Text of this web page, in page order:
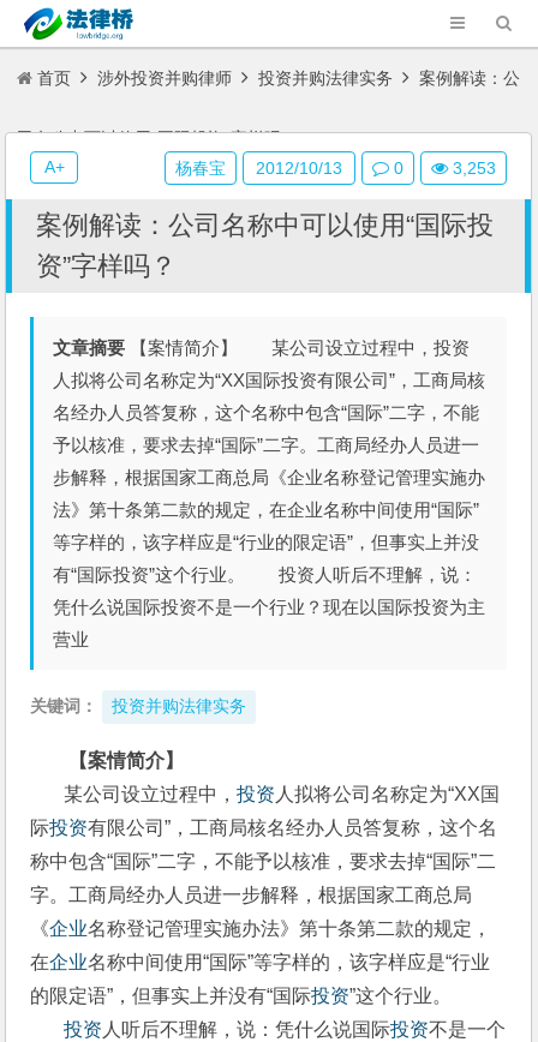
首页 涉外投资并购律师 投资并购法律实务 案例解读：公
司名称中可以使用“国际投资”字样吗？
案例解读：公司名称中可以使用“国际投
资”字样吗？
文章摘要 【案情简介】 某公司设立过程中，投资
人拟将公司名称定为“XX国际投资有限公司”，工商局核
名经办人员答复称，这个名称中包含“国际”二字，不能
予以核准，要求去掉“国际”二字。工商局经办人员进一
步解释，根据国家工商总局《企业名称登记管理实施办
法》第十条第二款的规定，在企业名称中间使用“国际”
等字样的，该字样应是“行业的限定语”，但事实上并没
有“国际投资”这个行业。 投资人听后不理解，说：
凭什么说国际投资不是一个行业？现在以国际投资为主
营业
关键词： 投资并购法律实务
【案情简介】
某公司设立过程中，投资 人拟将公司名称定为“XX国
际投资有限公司”，工商局核名经办人员答复称，这个名
称中包含“国际”二字，不能予以核准，要求去掉“国际”二
字。工商局经办人员进一步解释，根据国家工商总局
《企业名称登记管理实施办法》第十条第二款的规定，
在企业名称中间使用“国际”等字样的，该字样应是“行业
的限定语”，但事实上并没有“国际投资”这个行业。
投资 人听后不理解，说：凭什么说国际投资不是一个
杨春宝 2012/10/13 0 3,253
A+